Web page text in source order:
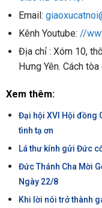
Email:
Kênh Youtube: //
Địa chỉ : Xóm 10,
Hưng Yên. Cách
Xem thêm:
Đại hội XVI Hội đồng
tình tạ ơn
Lá thư kính gửi Đức
Đức Thánh Cha Mời
Ngày 22/8
Khi lời nói trở thành